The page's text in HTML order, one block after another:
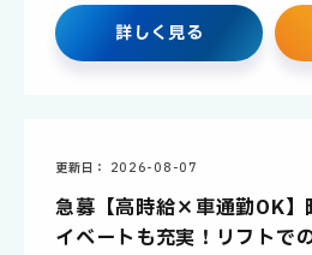
詳しく見る
更新日 2026-08-07
急募【高時給×車通勤OK】
イベートも充実！リフトで